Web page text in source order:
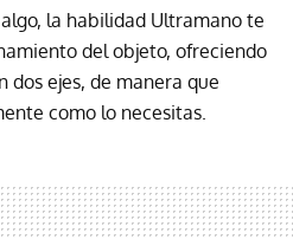
la habilidad Ultramano te
del objeto, ofreciendo
dos ejes, de manera que
como lo necesitas.